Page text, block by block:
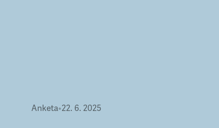
Anketa•22. 6. 2025